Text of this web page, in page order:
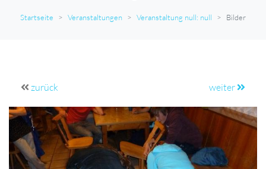
Startseite Veranstaltungen Veranstaltung null: null Bilder
zurück weiter